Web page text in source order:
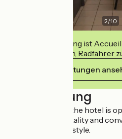
2/10
Diese Einrichtung ist
verpflichtet sich, Radfahrer
Ihre Verpflichtungen
Beschreibung
Founded in 1860, the hotel is
Hospitality, hospitality and
according to a lifestyle.